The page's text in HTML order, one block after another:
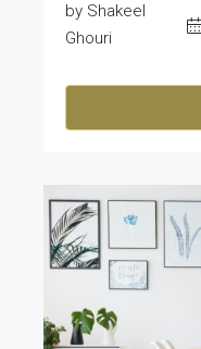
by Shakeel
Ghouri